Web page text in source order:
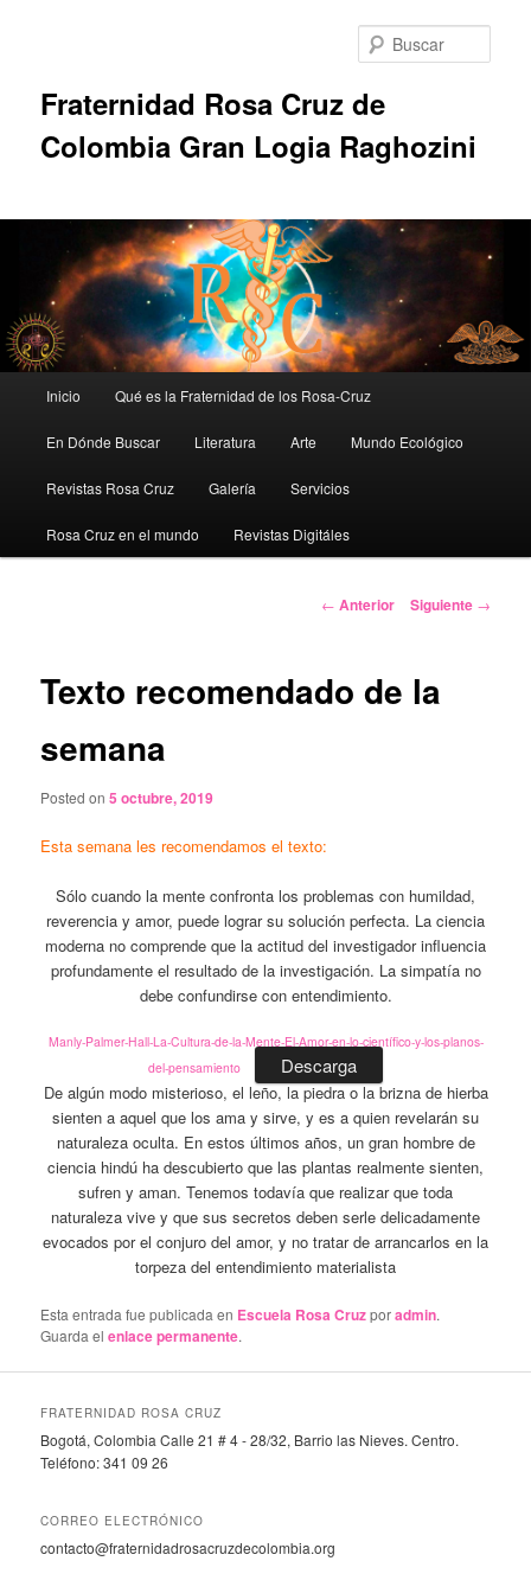
Fraternidad Rosa Cruz de
Colombia Gran Logia Raghozini
principal
Inicio Qué es la Fraternidad de los Rosa-Cruz
En Dónde Buscar Literatura Arte Mundo Ecológico
Revistas Rosa Cruz Galería Servicios
Rosa Cruz en el mundo Revistas Digitáles
Navegación
← Anterior Siguiente →
Texto recomendado de la
semana
Posted on5 octubre, 2019
Esta semana les recomendamos el texto:
Sólo cuando la mente confronta los problemas con humildad,
reverencia y amor, puede lograr su solución perfecta. La ciencia
moderna no comprende que la actitud del investigador influencia
profundamente el resultado de la investigación. La simpatía no
debe confundirse con entendimiento.
Manly-Palmer-Hall-La-Cultura-de-la-Mente-El-Amor-en-lo-científico-y-los-planos-
del-pensamiento
Descarga
De algún modo misterioso, el leño, la piedra o la brizna de hierba
sienten a aquel que los ama y sirve, y es a quien revelarán su
naturaleza oculta. En estos últimos años, un gran hombre de
ciencia hindú ha descubierto que las plantas realmente sienten,
sufren y aman. Tenemos todavía que realizar que toda
naturaleza vive y que sus secretos deben serle delicadamente
evocados por el conjuro del amor, y no tratar de arrancarlos en la
torpeza del entendimiento materialista
Esta entrada fue publicada en Escuela Rosa Cruzporadmin.
Guarda elenlace permanente.
FRATERNIDAD ROSA CRUZ
Bogotá, Colombia Calle 21 # 4 - 28/32, Barrio las Nieves. Centro.
Teléfono: 341 09 26
CORREO ELECTRÓNICO
contacto@fraternidadrosacruzdecolombia.org